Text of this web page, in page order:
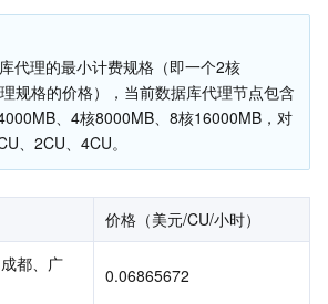
代理的最小计费规格（即一个2核
规格的价格），当前数据库代理节点包含
、4核8000MB、8核16000MB，对
、2CU、4CU。
价格（美元/CU/小时）
都、广
0.06865672